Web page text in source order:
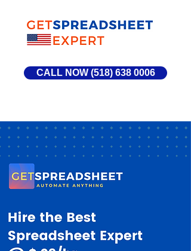
CALL NOW (518) 638 0006